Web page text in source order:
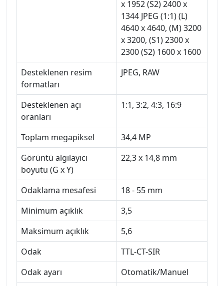
x 1952 (S2) 2400 x
1344 JPEG (1:1) (L)
4640 x 4640, (M) 3200
x 3200, (S1) 2300 x
2300 (S2) 1600 x 1600
Desteklenen resim
formatları
JPEG, RAW
Desteklenen açı
oranları
1:1, 3:2, 4:3, 16:9
Toplam megapiksel
34,4 MP
Görüntü algılayıcı
boyutu (G x Y)
22,3 x 14,8 mm
Odaklama mesafesi
18 - 55 mm
Minimum açıklık
3,5
Maksimum açıklık
5,6
Odak
TTL-CT-SIR
Odak ayarı
Otomatik/Manuel